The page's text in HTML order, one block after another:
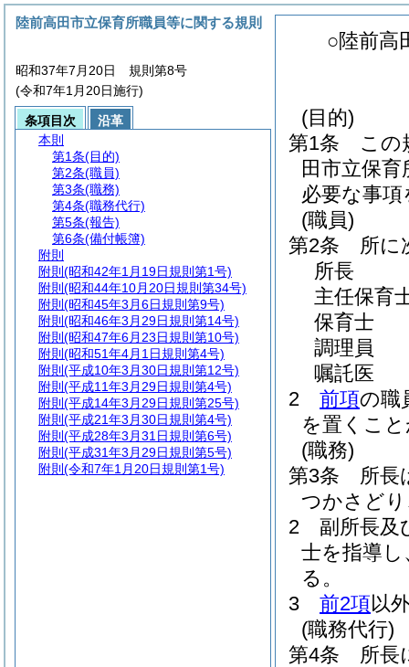
○陸前高
(目的)
第1条
この
田市立保育
必要な事
(職員)
第2条
所に
所長
主任保育
保育士
調理員
嘱託医
2
前項の職
を置くこ
(職務)
第3条
所長
つかさど
2
副所長及
士を指導
る。
3
前2項以
(職務代行)
第4条
所長
陸前高田市立保育所職員等に関する規則
昭和37年7月20日 規則第8号
(令和7年1月20日施行)
条項目次
沿革
本則
第1条(目的)
第2条(職員)
第3条(職務)
第4条(職務代行)
第5条(報告)
第6条(備付帳簿)
附則
附則 (昭和42年1月19日規則第1号)
附則 (昭和44年10月20日規則第34号)
附則 (昭和45年3月6日規則第9号)
附則 (昭和46年3月29日規則第14号)
附則 (昭和47年6月23日規則第10号)
附則 (昭和51年4月1日規則第4号)
附則 (平成10年3月30日規則第12号)
附則 (平成11年3月29日規則第4号)
附則 (平成14年3月29日規則第25号)
附則 (平成21年3月30日規則第4号)
附則 (平成28年3月31日規則第6号)
附則 (平成31年3月29日規則第5号)
附則 (令和7年1月20日規則第1号)